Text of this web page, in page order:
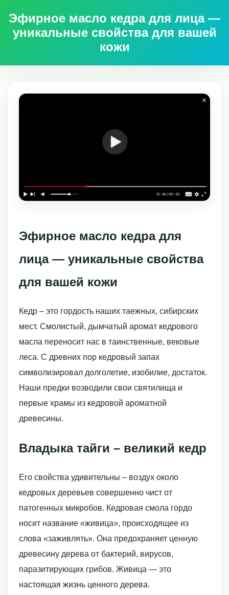
Эфирное масло кедра для лица —
уникальные свойства для вашей
кожи
Эфирное масло кедра для
лица — уникальные свойства
для вашей кожи
Кедр – это гордость наших таежных, сибирских
мест. Смолистый, дымчатый аромат кедрового
масла переносит нас в таинственные, вековые
леса. С древних пор кедровый запах
символизировал долголетие, изобилие, достаток.
Наши предки возводили свои святилища и
первые храмы из кедровой ароматной
древесины.
Владыка тайги – великий кедр
Его свойства удивительны – воздух около
кедровых деревьев совершенно чист от
патогенных микробов. Кедровая смола гордо
носит название «живица», происходящее из
слова «заживлять». Она предохраняет ценную
древесину дерева от бактерий, вирусов,
паразитирующих грибов. Живица — это
настоящая жизнь ценного дерева.